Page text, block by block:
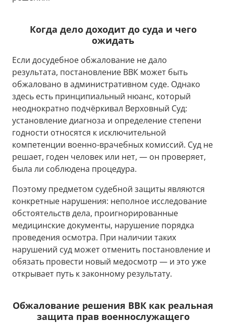
Когда дело доходит до суда и чего
ожидать
Если досудебное обжалование не дало
результата, постановление ВВК может быть
обжаловано в административном суде. Однако
здесь есть принципиальный нюанс, который
неоднократно подчёркивал Верховный Суд:
установление диагноза и определение степени
годности относятся к исключительной
компетенции военно-врачебных комиссий. Суд не
решает, годен человек или нет, — он проверяет,
была ли соблюдена процедура.
Поэтому предметом судебной защиты являются
конкретные нарушения: неполное исследование
обстоятельств дела, проигнорированные
медицинские документы, нарушение порядка
проведения осмотра. При наличии таких
нарушений суд может отменить постановление и
обязать провести новый медосмотр — и это уже
открывает путь к законному результату.
Обжалование решения ВВК как реальная
защита прав военнослужащего